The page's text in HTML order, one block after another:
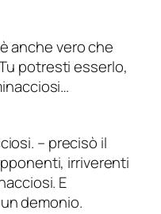
anche vero che
potresti esserlo,
– precisò il
irriverenti
E
demonio.